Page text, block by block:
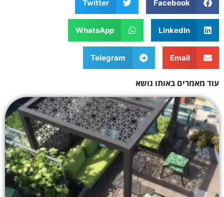
Facebook
Twitter
LinkedIn
WhatsApp
Email
Telegram
עוד מאמרים באותו נושא